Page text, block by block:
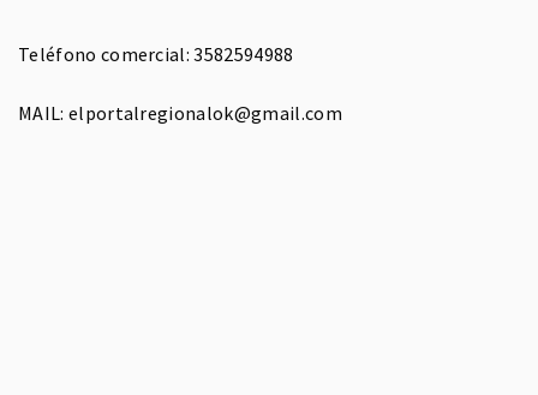
Teléfono comercial: 3582594988
MAIL: elportalregionalok@gmail.com